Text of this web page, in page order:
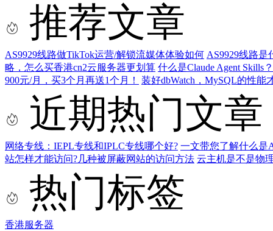
推荐文章
AS9929线路做TikTok运营/解锁流媒体体验如何 AS9929线路是
略，怎么买香港cn2云服务器更划算 什么是Claude Agent Skills
900元/月，买3个月再送1个月！
装好dbWatch，MySQL的性能
近期热门文章
网络专线：IEPL专线和IPLC专线哪个好? 一文带您了解什么是
站怎样才能访问?几种被屏蔽网站的访问方法 云主机是不是物
热门标签
香港服务器